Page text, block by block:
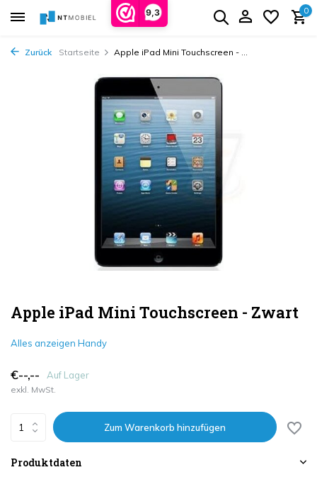
9,3 0
Zurück Startseite Apple iPad Mini Touchscreen - ...
Apple iPad Mini Touchscreen - Zwart
Alles anzeigen Handy
€--,-- Auf Lager
exkl. MwSt.
Zum Warenkorb hinzufügen
Produktdaten